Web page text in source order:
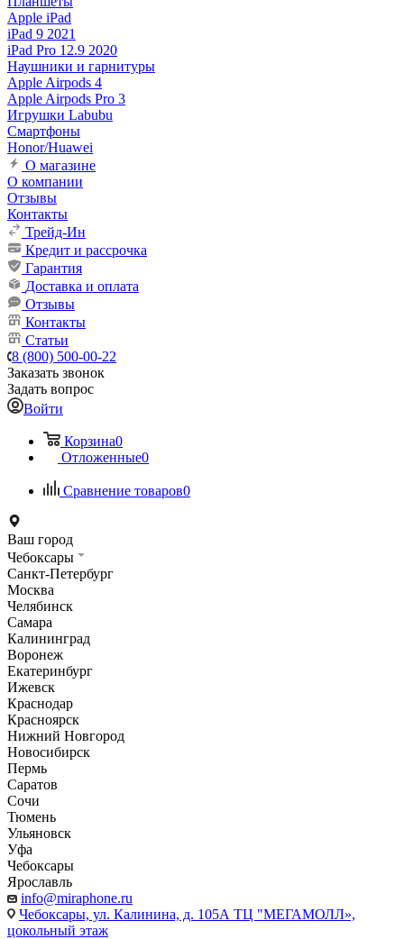
Apple iPad
iPad 9 2021
iPad Pro 12.9 2020
Наушники и гарнитуры
Apple Airpods 4
Apple Airpods Pro 3
Игрушки Labubu
Смартфоны
Honor/Huawei
О магазине
О компании
Отзывы
Контакты
Трейд-Ин
Кредит и рассрочка
Гарантия
Доставка и оплата
Отзывы
Контакты
Статьи
8 (800) 500-00-22
Заказать звонок
Задать вопрос
Войти
Корзина0
Отложенные0
Сравнение товаров0
Ваш город
Чебоксары
Санкт-Петербург
Москва
Челябинск
Самара
Калининград
Воронеж
Екатеринбург
Ижевск
Краснодар
Красноярск
Нижний Новгород
Новосибирск
Пермь
Саратов
Сочи
Тюмень
Ульяновск
Уфа
Чебоксары
Ярославль
info@miraphone.ru
Чебоксары, ул. Калинина, д. 105А ТЦ "МЕГАМОЛЛ»,
цокольный этаж